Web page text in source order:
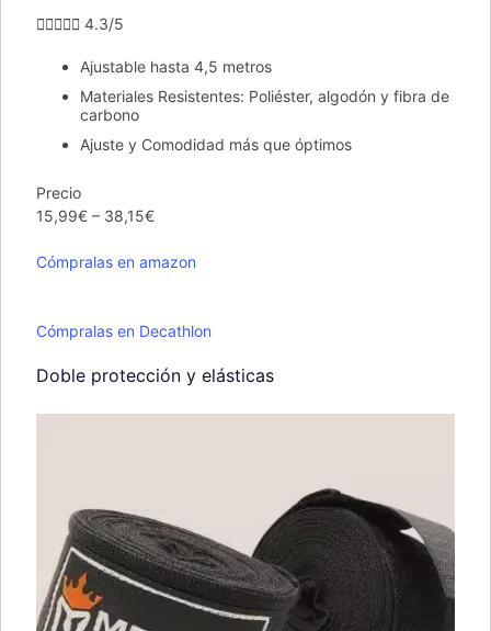
 4.3/5
Ajustable hasta 4,5 metros
Materiales Resistentes: Poliéster, algodón y fibra de
carbono
Ajuste y Comodidad más que óptimos
Precio
15,99€ – 38,15€
Cómpralas en amazon
Cómpralas en Decathlon
Doble protección y elásticas